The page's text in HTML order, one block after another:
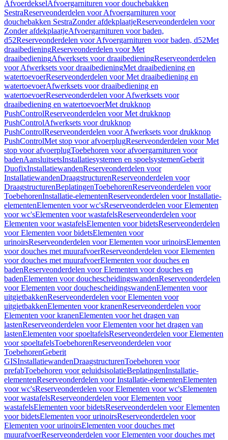
AfvoerdekselAfvoergarnituren voor douchebakken
SestraReserveonderdelen voor Afvoergarnituren voor
douchebakken SestraZonder afdekplaatjeReserveonderdelen voor
Zonder afdekplaatjeAfvoergarnituren voor baden,
d52Reserveonderdelen voor Afvoergarnituren voor baden, d52Met
draaibedieningReserveonderdelen voor Met
draaibedieningAfwerksets voor draaibedieningReserveonderdelen
voor Afwerksets voor draaibedieningMet draaibediening en
watertoevoerReserveonderdelen voor Met draaibediening en
watertoevoerAfwerksets voor draaibediening en
watertoevoerReserveonderdelen voor Afwerksets voor
draaibediening en watertoevoerMet drukknop
PushControlReserveonderdelen voor Met drukknop
PushControlAfwerksets voor drukknop
PushControlReserveonderdelen voor Afwerksets voor drukknop
PushControlMet stop voor afvoerplugReserveonderdelen voor Met
stop voor afvoerplugToebehoren voor afvoergarnituren voor
badenAansluitsetsInstallatiesystemen en spoelsystemenGeberit
DuofixInstallatiewandenReserveonderdelen voor
InstallatiewandenDraagstructurenReserveonderdelen voor
DraagstructurenBeplatingenToebehorenReserveonderdelen voor
ToebehorenInstallatie-elementenReserveonderdelen voor Installatie-
elementenElementen voor wc'sReserveonderdelen voor Elementen
voor wc'sElementen voor wastafelsReserveonderdelen voor
Elementen voor wastafelsElementen voor bidetsReserveonderdelen
voor Elementen voor bidetsElementen voor
urinoirsReserveonderdelen voor Elementen voor urinoirsElementen
voor douches met muurafvoerReserveonderdelen voor Elementen
voor douches met muurafvoerElementen voor douches en
badenReserveonderdelen voor Elementen voor douches en
badenElementen voor douchescheidingswandenReserveonderdelen
voor Elementen voor douchescheidingswandenElementen voor
uitgietbakkenReserveonderdelen voor Elementen voor
uitgietbakkenElementen voor kranenReserveonderdelen voor
Elementen voor kranenElementen voor het dragen van
lastenReserveonderdelen voor Elementen voor het dragen van
lastenElementen voor spoeltafelsReserveonderdelen voor Elementen
voor spoeltafelsToebehorenReserveonderdelen voor
ToebehorenGeberit
GISInstallatiewandenDraagstructurenToebehoren voor
prefabToebehoren voor geluidsisolatieBeplatingenInstallatie-
elementenReserveonderdelen voor Installatie-elementenElementen
voor wc'sReserveonderdelen voor Elementen voor wc'sElementen
voor wastafelsReserveonderdelen voor Elementen voor
wastafelsElementen voor bidetsReserveonderdelen voor Elementen
voor bidetsElementen voor urinoirsReserveonderdelen voor
Elementen voor urinoirsElementen voor douches met
muurafvoerReserveonderdelen voor Elementen voor douches met